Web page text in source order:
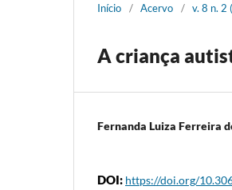
Início / Acervo / v. 8 n. 2
A criança
Fernanda Luiza Ferreira
DOI: https://doi.org/